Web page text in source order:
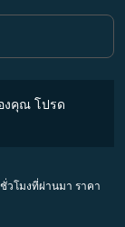
งคุณ โปรด
โมงที่ผ่านมา ราคา